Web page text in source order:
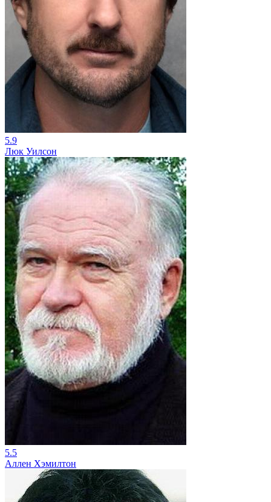
5.9
Люк Уилсон
5.5
Аллен Хэмилтон